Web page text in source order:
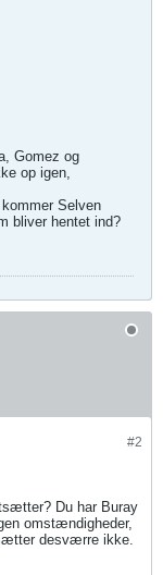
Gomez og
op igen,
Selven
bliver hentet ind?
#2
Du har Buray
omstændigheder,
desværre ikke.